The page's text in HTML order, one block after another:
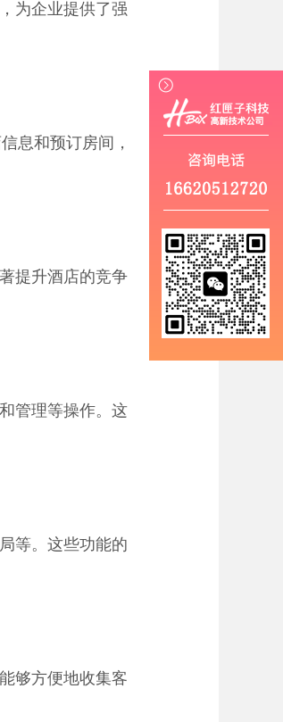
为企业提供了强
息和预订房间，
提升酒店的竞争
管理等操作。这
等。这些功能的
够方便地收集客